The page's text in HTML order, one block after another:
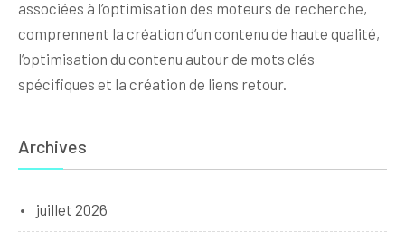
associées à l’optimisation des moteurs de recherche,
comprennent la création d’un contenu de haute qualité,
l’optimisation du contenu autour de mots clés
spécifiques et la création de liens retour.
Archives
juillet 2026